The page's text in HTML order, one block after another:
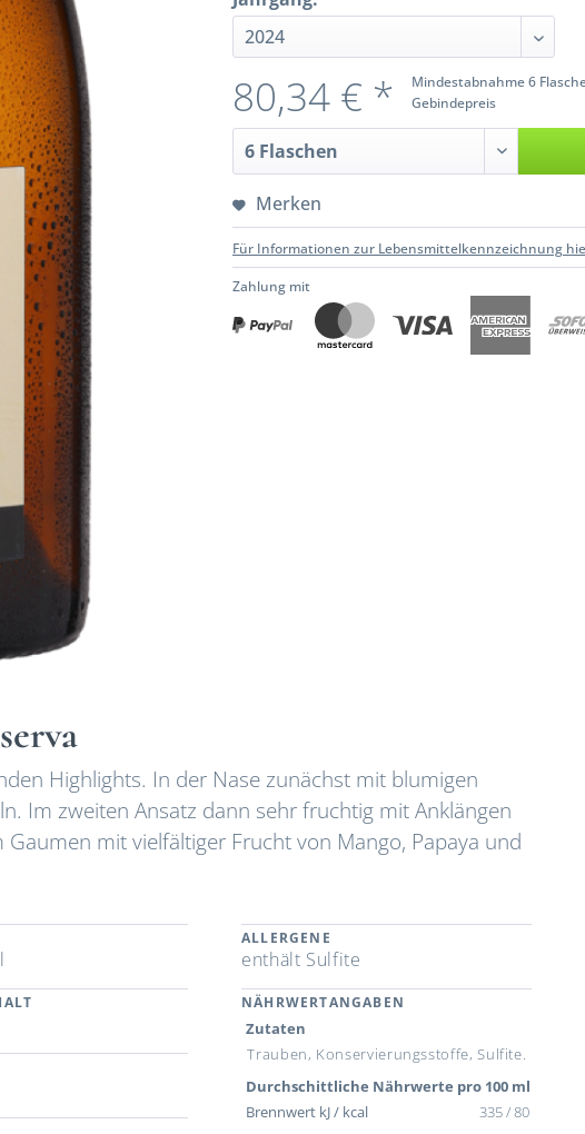
Mindestabnahme 6
Gebindepreis
80,34 € *
Merken
Für Informationen zur Lebensmittelkennzeichnung
Zahlung mit
Highlights. In der Nase zunächst mit blumigen
Im zweiten Ansatz dann sehr fruchtig mit Anklängen
mit vielfältiger Frucht von Mango, Papaya und
ALLERGENE
enthält Sulfite
NÄHRWERTANGABEN
Zutaten
Trauben, Konservierungsstoffe, Sulfite.
Durchschittliche Nährwerte pro 100 ml
Brennwert kJ / kcal
335 / 80